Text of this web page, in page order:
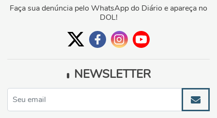
Faça sua denúncia pelo WhatsApp do Diário e apareça no
DOL!
NEWSLETTER